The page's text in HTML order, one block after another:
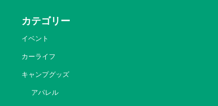
カテゴリー
イベント
カーライフ
キャンプグッズ
アパレル